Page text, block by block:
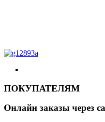
ПОКУПАТЕЛЯМ
Онлайн заказы через